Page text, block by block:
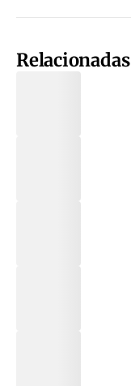
Relacionadas